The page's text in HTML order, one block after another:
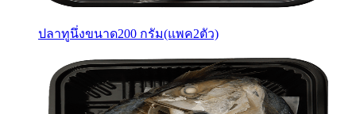
ปลาทูนึ่งขนาด200 กรัม(แพค2ตัว)